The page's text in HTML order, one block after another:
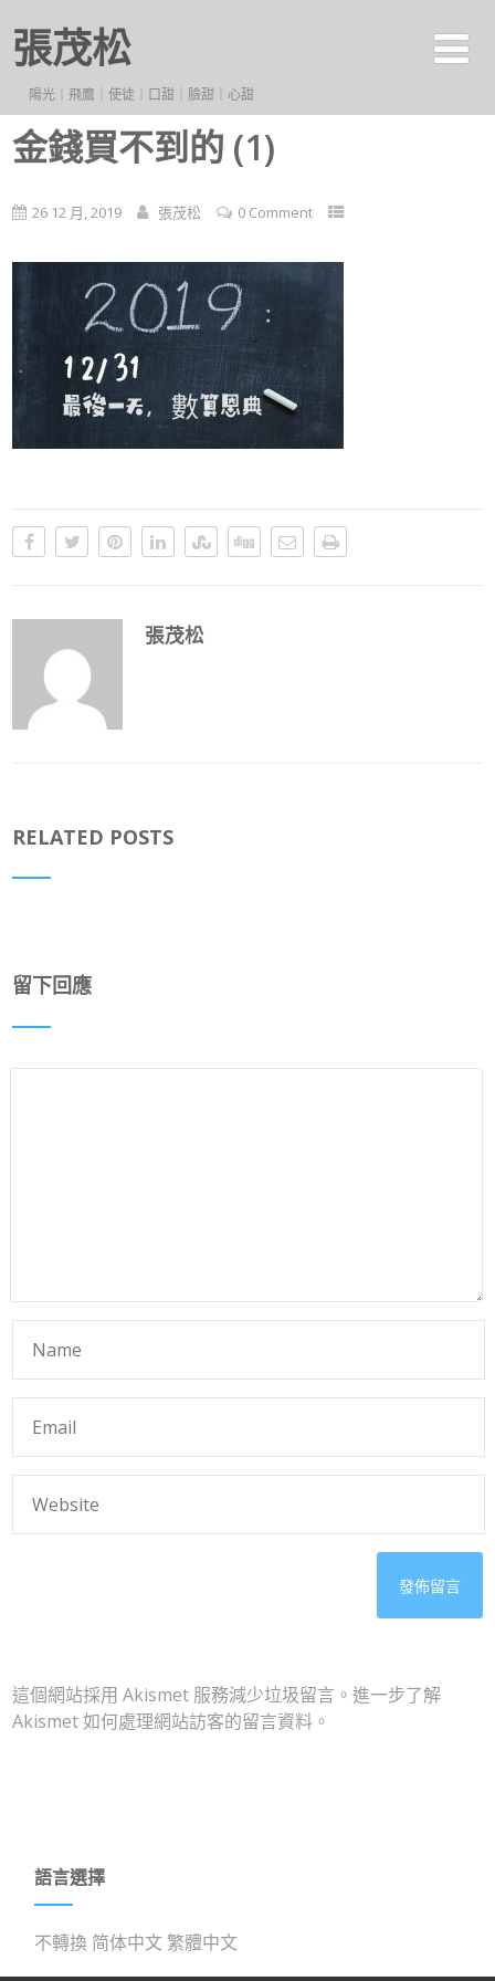
張茂松
陽光｜飛鷹｜使徒｜口甜｜臉甜｜心甜
金錢買不到的 (1)
26 12 月, 2019 張茂松 0 Comment
張茂松
RELATED POSTS
留下回應
這個網站採用 Akismet 服務減少垃圾留言。進一步了解
Akismet 如何處理網站訪客的留言資料 。
語言選擇
不轉換 简体中文 繁體中文